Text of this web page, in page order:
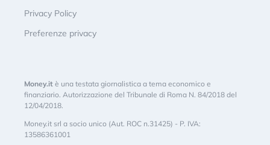
Privacy Policy
Preferenze privacy
Money.it è una testata giornalistica a tema economico e
finanziario. Autorizzazione del Tribunale di Roma N. 84/2018 del
12/04/2018.
Money.it srl a socio unico (Aut. ROC n.31425) - P. IVA:
13586361001